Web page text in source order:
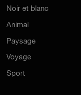
Noir et blanc
Animal
Paysage
Voyage
Sport